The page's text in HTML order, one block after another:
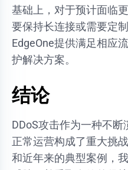
基础上，对于预计面临
要保持长连接或需要定
EdgeOne提供满足相应
护解决方案。
结论
DDoS攻击作为一种不
正常运营构成了重大挑
和近年来的典型案例，